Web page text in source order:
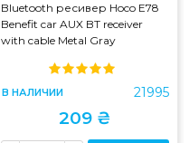
Bluetooth ресивер Hoco E78
Benefit car AUX BT receiver
with cable Metal Gray
В НАЛИЧИИ 21995
209 ₴